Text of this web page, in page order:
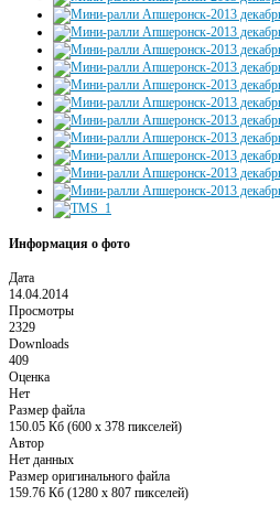
Информация о фото
Дата
14.04.2014
Просмотры
2329
Downloads
409
Оценка
Нет
Размер файла
150.05 Кб (600 x 378 пикселей)
Автор
Нет данных
Размер оригинального файла
159.76 Кб (1280 x 807 пикселей)